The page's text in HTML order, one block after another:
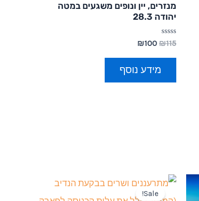
מנזרים, יין ונופים משגעים במטה
יהודה 28.3
דורג
מתוך
₪115
₪100
מידע נוסף
Sale!